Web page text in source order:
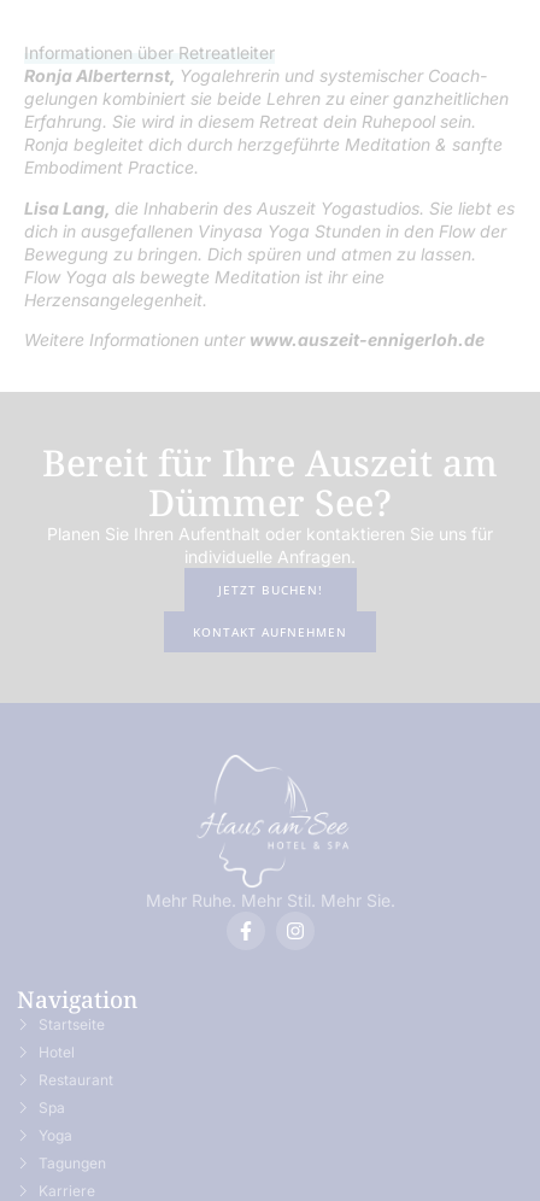
Informationen über Retreatleiter
Ronja Alberternst, Yogalehrerin und systemischer Coach-
gelungen kombiniert sie beide Lehren zu einer ganzheitlichen
Erfahrung. Sie wird in diesem Retreat dein Ruhepool sein.
Ronja begleitet dich durch herzgeführte Meditation & sanfte
Embodiment Practice.
Lisa Lang, die Inhaberin des Auszeit Yogastudios. Sie liebt es
dich in ausgefallenen Vinyasa Yoga Stunden in den Flow der
Bewegung zu bringen. Dich spüren und atmen zu lassen.
Flow Yoga als bewegte Meditation ist ihr eine
Herzensangelegenheit.
Weitere Informationen unter www.auszeit-ennigerloh.de
Bereit für Ihre Auszeit am
Dümmer See?
Planen Sie Ihren Aufenthalt oder kontaktieren Sie uns für
individuelle Anfragen.
JETZT BUCHEN!
KONTAKT AUFNEHMEN
Mehr Ruhe. Mehr Stil. Mehr Sie.
Navigation
Startseite
Hotel
Restaurant
Spa
Yoga
Tagungen
Karriere